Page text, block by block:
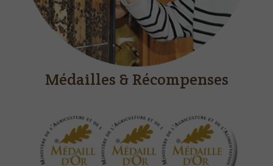
Médailles & Récompenses